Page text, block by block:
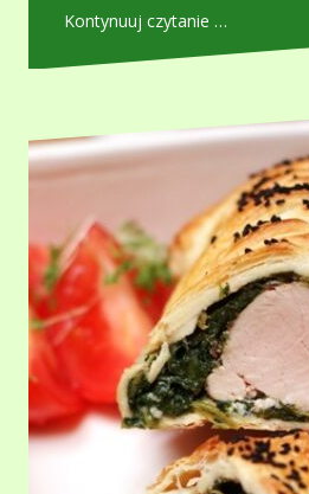
Kontynuuj czytanie …